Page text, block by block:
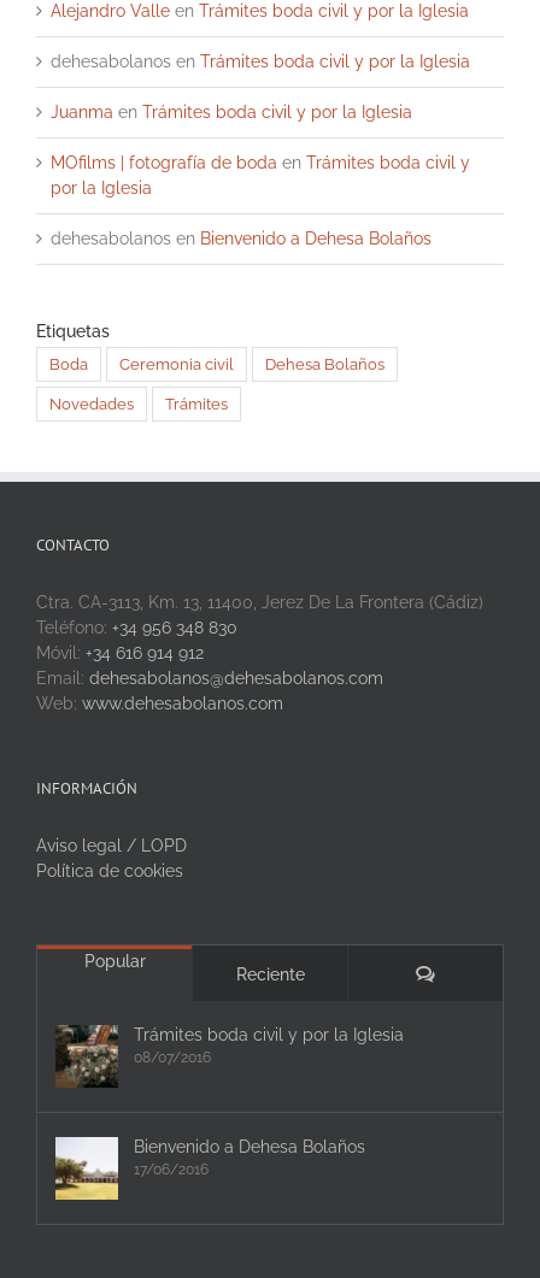
Alejandro Valle en Trámites boda civil y por la Iglesia
dehesabolanos en Trámites boda civil y por la Iglesia
Juanma en Trámites boda civil y por la Iglesia
MOfilms | fotografía de boda en Trámites boda civil y
por la Iglesia
dehesabolanos en Bienvenido a Dehesa Bolaños
Etiquetas
Boda Ceremonia civil Dehesa Bolaños
Novedades Trámites
CONTACTO
Ctra. CA-3113, Km. 13, 11400, Jerez De La Frontera (Cádiz)
Teléfono: +34 956 348 830
Móvil: +34 616 914 912
Email: dehesabolanos@dehesabolanos.com
Web: www.dehesabolanos.com
INFORMACIÓN
Aviso legal / LOPD
Política de cookies
Popular
Reciente Comentarios
Trámites boda civil y por la Iglesia
08/07/2016
Bienvenido a Dehesa Bolaños
17/06/2016